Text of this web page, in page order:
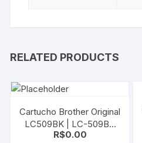
RELATED PRODUCTS
Cartucho Brother Original
LC509BK | LC-509BK
Black | SEM CAIXA |
R$0.00